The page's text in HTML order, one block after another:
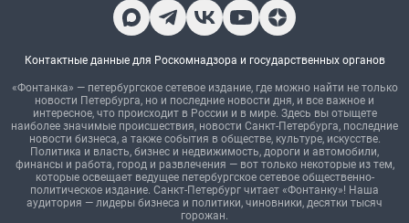
Контактные данные для Роскомнадзора и государственных органов
«Фонтанка» — петербургское сетевое издание, где можно найти не только
новости Петербурга, но и последние новости дня, и все важное и
интересное, что происходит в России и в мире. Здесь вы отыщете
наиболее значимые происшествия, новости Санкт-Петербурга, последние
новости бизнеса, а также события в обществе, культуре, искусстве.
Политика и власть, бизнес и недвижимость, дороги и автомобили,
финансы и работа, город и развлечения — вот только некоторые из тем,
которые освещает ведущее петербургское сетевое общественно-
политическое издание. Санкт-Петербург читает «Фонтанку»! Наша
аудитория — лидеры бизнеса и политики, чиновники, десятки тысяч
горожан.